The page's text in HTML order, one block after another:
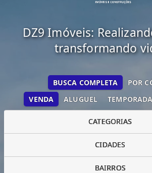
DZ9 Imóveis:
transformando
VENDA ALUGUEL TEMPORADA
BUSCA COMPLETA POR
CATEGORIAS
CIDADES
BAIRROS